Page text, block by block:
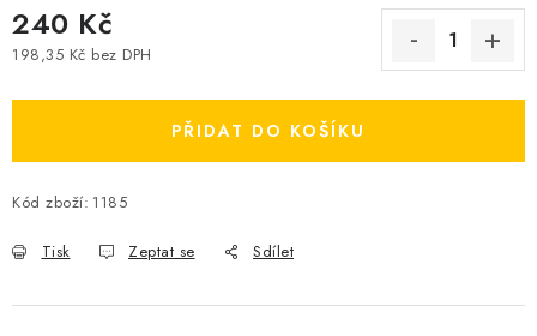
240 Kč
198,35 Kč bez DPH
PŘIDAT DO KOŠÍKU
Kód zboží: 1185
Tisk Zeptat se Sdílet